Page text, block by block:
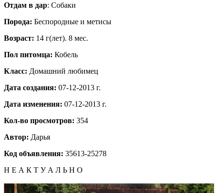
Отдам в дар: Собаки
Порода: Бeспородные и метисы
Возраст: 14 г(лет). 8 мес.
Пол питомца: Кобель
Класс: Домашний любимец
Дата создания: 07-12-2013 г.
Дата изменения: 07-12-2013 г.
Кол-во просмотров: 354
Автор: Дарья
Код объявления: 35613-25278
Н Е А К Т У А Л Ь Н О